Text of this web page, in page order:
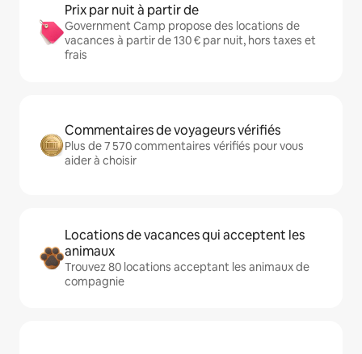
Prix par nuit à partir de
Government Camp propose des locations de
vacances à partir de 130 € par nuit, hors taxes et
frais
Commentaires de voyageurs vérifiés
Plus de 7 570 commentaires vérifiés pour vous
aider à choisir
Locations de vacances qui acceptent les
animaux
Trouvez 80 locations acceptant les animaux de
compagnie